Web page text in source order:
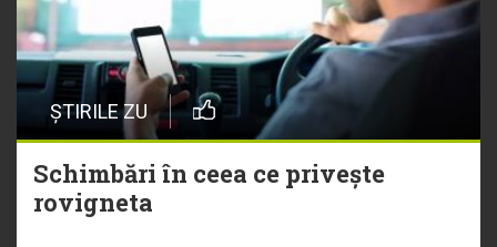
ȘTIRILE ZU
Schimbări în ceea ce privește
rovigneta